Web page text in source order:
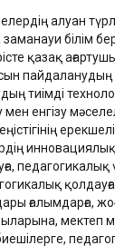
алуан
білім
қазақ
тиімді
енгізу
инновациялық
педагогикалық
қолдауға
ғалымдарға,
мектеп